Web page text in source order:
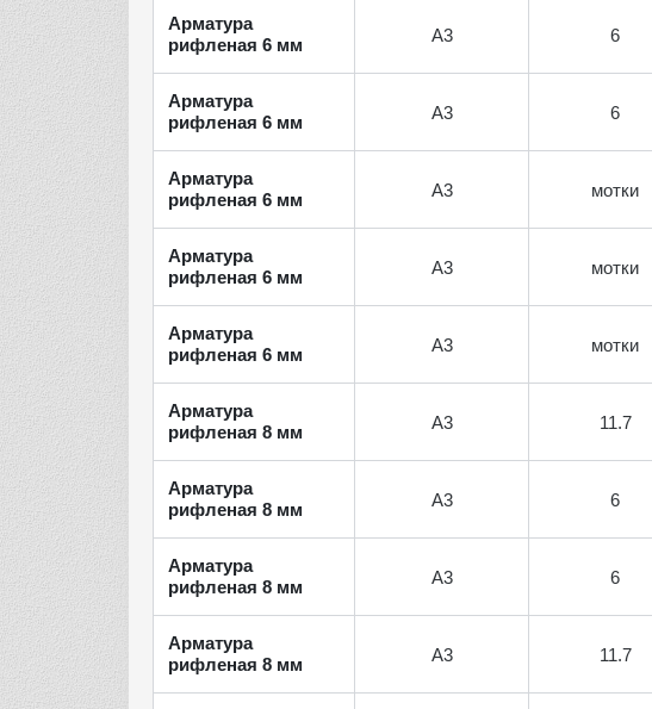
Арматура
рифленая 6 мм
А3 6
Арматура
рифленая 6 мм
А3 6
Арматура
рифленая 6 мм
А3 мотки
Арматура
рифленая 6 мм
А3 мотки
Арматура
рифленая 6 мм
А3 мотки
Арматура
рифленая 8 мм
А3 11.7
Арматура
рифленая 8 мм
А3 6
Арматура
рифленая 8 мм
А3 6
Арматура
рифленая 8 мм
А3 11.7